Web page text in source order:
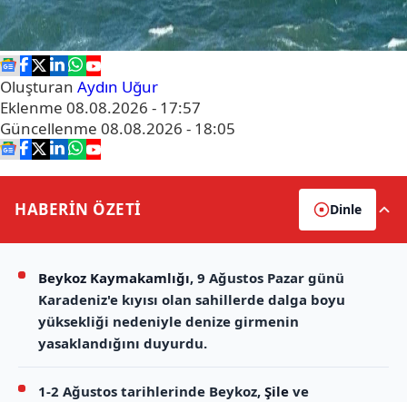
Oluşturan Aydın Uğur
Eklenme 08.08.2026 - 17:57
Güncellenme 08.08.2026 - 18:05
HABERİN ÖZETİ Dinle
Beykoz Kaymakamlığı, 9 Ağustos Pazar günü
Karadeniz'e kıyısı olan sahillerde dalga boyu
yüksekliği nedeniyle denize girmenin
yasaklandığını duyurdu.
1-2 Ağustos tarihlerinde Beykoz, Şile ve